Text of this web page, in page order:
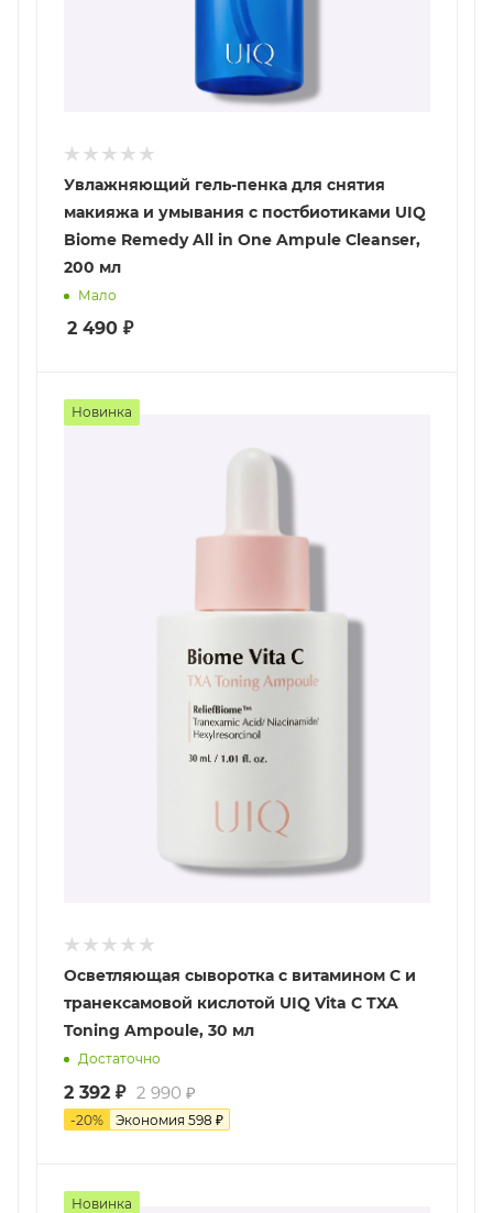
Увлажняющий гель-пенка для снятия
макияжа и умывания с постбиотиками UIQ
Biome Remedy All in One Ampule Cleanser,
200 мл
Мало
2 490 ₽
Новинка
Осветляющая сыворотка с витамином С и
транексамовой кислотой UIQ Vita C TXA
Toning Ampoule, 30 мл
Достаточно
2 392 ₽ 2 990 ₽
-20% Экономия 598 ₽
Новинка